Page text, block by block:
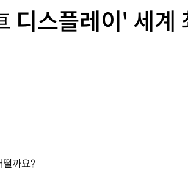
디스플레이' 세계
떨까요?